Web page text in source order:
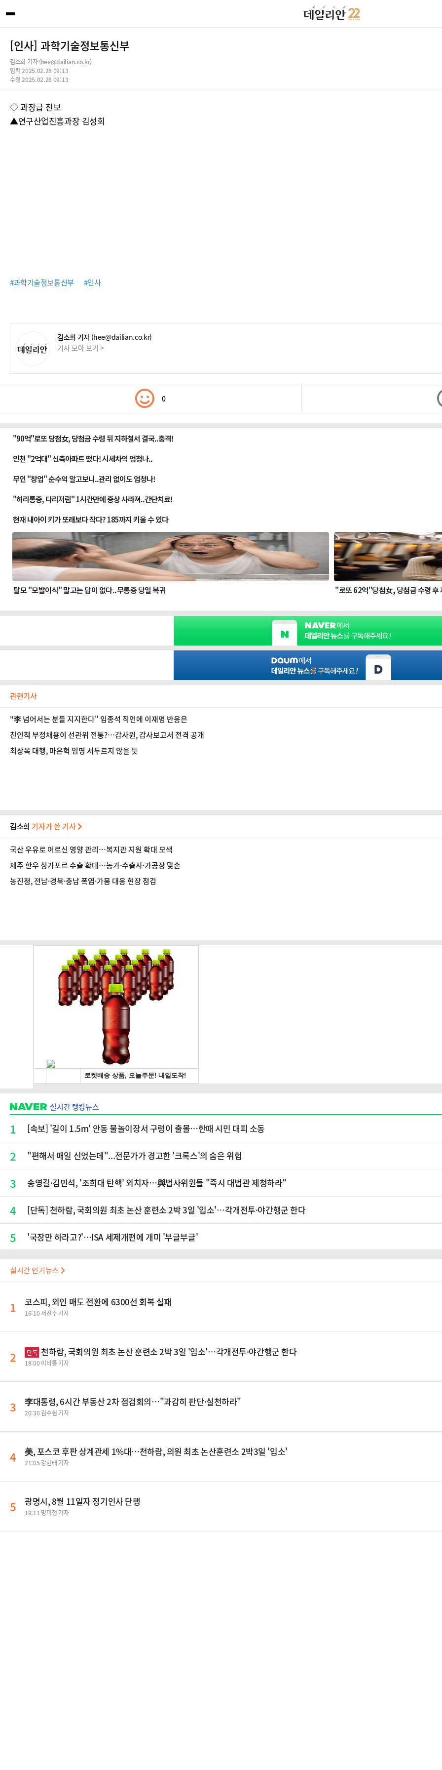
[인사] 과학기술정보통신부
김소희 기자 (hee@dailian.co.kr)
입력 2025.02.28 09:13
수정 2025.02.28 09:13
◇ 과장급 전보
▲연구산업진흥과장 김성회
#과학기술정보통신부 #인사
김소희 기자 (hee@dailian.co.kr)
기사 모아 보기 >
0
관련기사
"李 넘어서는 분들 지지한다" 임종석 직언에 이재명 반응은
친인척 부정채용이 선관위 전통?…감사원, 감사보고서 전격 공개
최상목 대행, 마은혁 임명 서두르지 않을 듯
김소희 기자가 쓴 기사
국산 우유로 어르신 영양 관리…복지관 지원 확대 모색
제주 한우 싱가포르 수출 확대…농가·수출사·가공장 맞손
농진청, 전남·경북·충남 폭염·가뭄 대응 현장 점검
실시간 랭킹뉴스
1 [속보] '길이 1.5m' 안동 물놀이장서 구렁이 출몰…한때 시민 대피 소동
2 "편해서 매일 신었는데"...전문가가 경고한 '크록스'의 숨은 위험
3 송영길·김민석, '조희대 탄핵' 외치자…與법사위원들 "즉시 대법관 제청하라"
4 [단독] 천하람, 국회의원 최초 논산 훈련소 2박 3일 '입소'…각개전투·야간행군 한다
5 '국장만 하라고?'…ISA 세제개편에 개미 '부글부글'
실시간 인기뉴스
1 코스피, 외인 매도 전환에 6300선 회복 실패
16:10 서진주 기자
2 단독 천하람, 국회의원 최초 논산 훈련소 2박 3일 '입소'…각개전투·야간행군 한다
18:00 이바름 기자
3 李대통령, 6시간 부동산 2차 점검회의…"과감히 판단·실천하라"
20:30 김수현 기자
4 美, 포스코 후판 상계관세 1%대…천하람, 의원 최초 논산훈련소 2박3일 '입소'
21:05 강현태 기자
5 광명시, 8월 11일자 정기인사 단행
19:11 명미정 기자